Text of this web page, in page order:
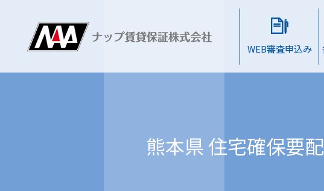
WEB審査申込み
熊本県 住宅確保要